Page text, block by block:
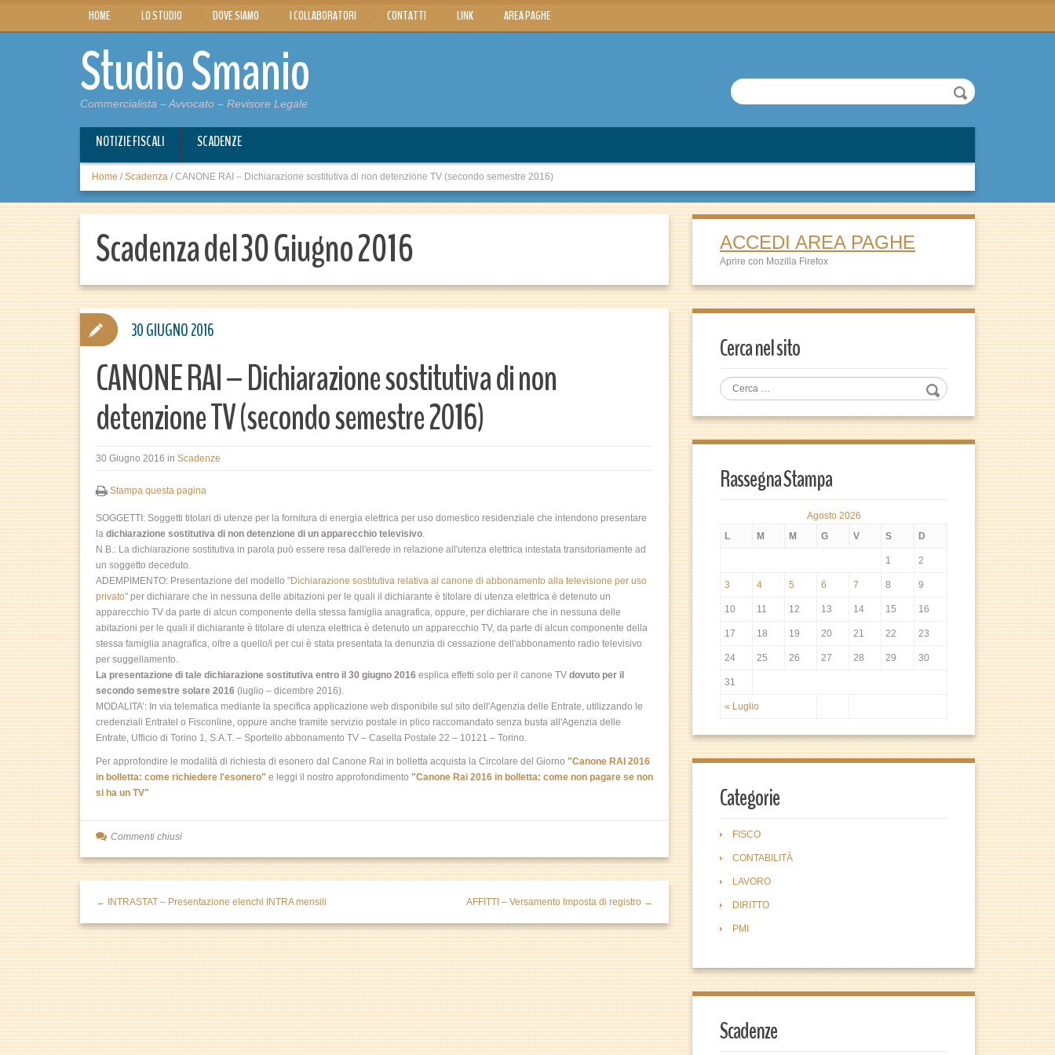
HOME LO STUDIO DOVE SIAMO I COLLABORATORI CONTATTI LINK AREA PAGHE
Studio Smanio
Commercialista – Avvocato – Revisore Legale
NOTIZIE FISCALI SCADENZE
Home / Scadenza / CANONE RAI – Dichiarazione sostitutiva di non detenzione TV (secondo semestre 2016)
Scadenza del 30 Giugno 2016
CANONE RAI – Dichiarazione sostitutiva di non
detenzione TV (secondo semestre 2016)
30 Giugno 2016 in Scadenze
Stampa questa pagina
SOGGETTI: Soggetti titolari di utenze per la fornitura di energia elettrica per uso domestico residenziale che intendono presentare
la dichiarazione sostitutiva di non detenzione di un apparecchio televisivo.
N.B.: La dichiarazione sostitutiva in parola può essere resa dall'erede in relazione all'utenza elettrica intestata transitoriamente ad
un soggetto deceduto.
ADEMPIMENTO: Presentazione del modello "Dichiarazione sostitutiva relativa al canone di abbonamento alla televisione per uso
privato" per dichiarare che in nessuna delle abitazioni per le quali il dichiarante è titolare di utenza elettrica è detenuto un
apparecchio TV da parte di alcun componente della stessa famiglia anagrafica, oppure, per dichiarare che in nessuna delle
abitazioni per le quali il dichiarante è titolare di utenza elettrica è detenuto un apparecchio TV, da parte di alcun componente della
stessa famiglia anagrafica, oltre a quello/i per cui è stata presentata la denunzia di cessazione dell'abbonamento radio televisivo
per suggellamento.
La presentazione di tale dichiarazione sostitutiva entro il 30 giugno 2016 esplica effetti solo per il canone TV dovuto per il
secondo semestre solare 2016 (luglio – dicembre 2016).
MODALITA’: In via telematica mediante la specifica applicazione web disponibile sul sito dell'Agenzia delle Entrate, utilizzando le
credenziali Entratel o Fisconline, oppure anche tramite servizio postale in plico raccomandato senza busta all'Agenzia delle
Entrate, Ufficio di Torino 1, S.A.T. – Sportello abbonamento TV – Casella Postale 22 – 10121 – Torino.
Per approfondire le modalità di richiesta di esonero dal Canone Rai in bolletta acquista la Circolare del Giorno "Canone RAI 2016
in bolletta: come richiedere l'esonero" e leggi il nostro approfondimento "Canone Rai 2016 in bolletta: come non pagare se non
si ha un TV"
30 GIUGNO 2016
Commenti chiusi
← INTRASTAT – Presentazione elenchi INTRA mensili AFFITTI – Versamento Imposta di registro →
ACCEDI AREA PAGHE
Aprire con Mozilla Firefox
Cerca nel sito
Rassegna Stampa
Agosto 2026
L
M M G V S D
« Luglio
1 2
3 4 5 6 7 8 9
10 11 12 13 14 15 16
17 18 19 20 21 22 23
24 25 26 27 28 29 30
31
Categorie
FISCO
CONTABILITÀ
LAVORO
DIRITTO
PMI
Scadenze